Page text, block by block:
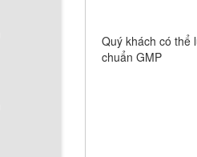
Quý khách có thể
chuẩn GMP